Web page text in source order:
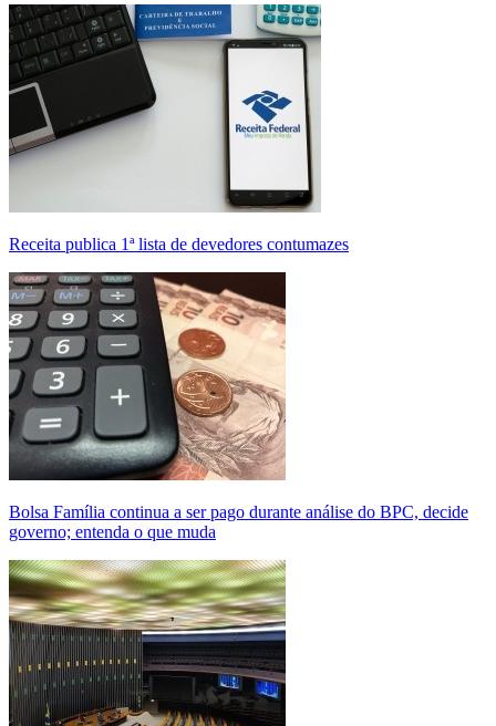
Receita publica 1ª lista de devedores contumazes
Bolsa Família continua a ser pago durante análise do BPC, decide
governo; entenda o que muda